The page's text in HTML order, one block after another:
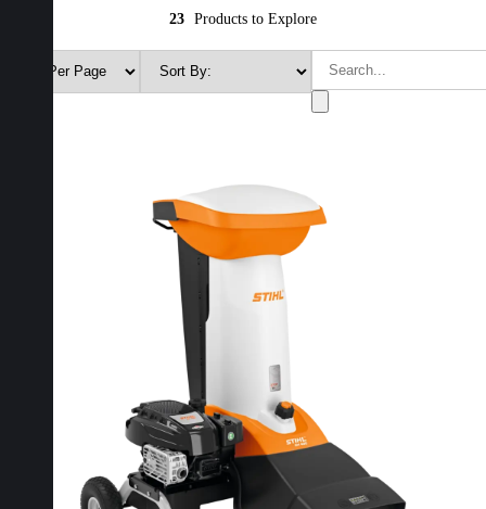
23 Products to Explore